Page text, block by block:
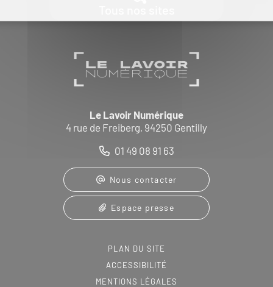
Le Lavoir Numérique
4 rue de Freiberg, 94250 Gentilly
01 49 08 91 63
Nous contacter
Espace presse
PLAN DU SITE
ACCESSIBILITÉ
MENTIONS LÉGALES